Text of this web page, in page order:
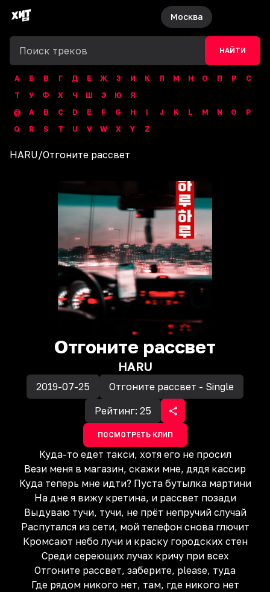
Москва
НАЙТИ
А Б В Г Д Е Ж З И К Л М Н О П Р
С
Т
У Ф Х Ч Ш Э Ю
Я
@
A B C D E F G H I J K L M N O
P
Q
R S T U V W X Y Z
HARU/Отгоните рассвет
Отгоните рассвет
HARU
2019-07-25
Отгоните рассвет - Single
Рейтинг: 25
ПОСМОТРЕТЬ КЛИП
Куда-то едет такси, хотя его не просил
Вези меня в магазин, скажи мне, дядя кассир
Куда теперь мне идти? Пуста бутылка мартини
На дне я вижу кретина, и рассвет позади
Выдуваю тучи, тучи, не прёт непручий случай
Распутался из сети, мой телефон снова глючит
Кромсают небо лучи и краску городских стен
Среди сереющих лучах кричу при всех
Отгоните рассвет, заберите, please, туда
Где рядом никого нет, там, где никого нет